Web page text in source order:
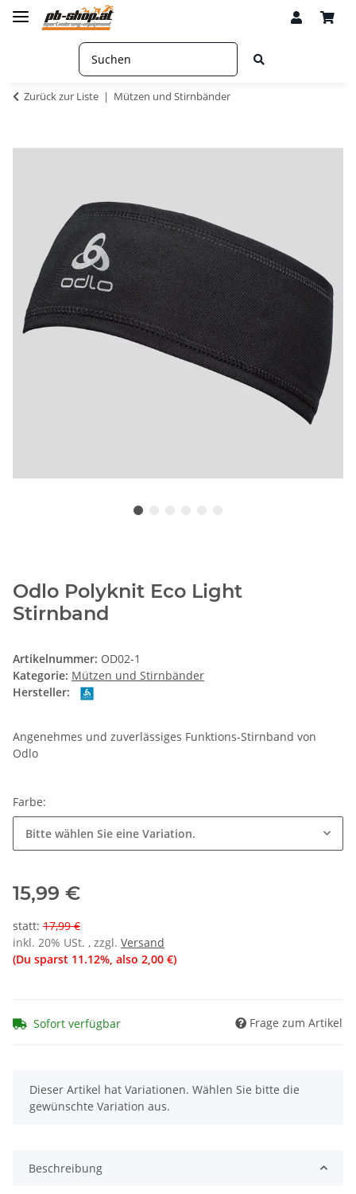
Zurück zur Liste Mützen und Stirnbänder
Odlo Polyknit Eco Light
Stirnband
Artikelnummer: OD02-1
Kategorie: Mützen und Stirnbänder
Hersteller:
Angenehmes und zuverlässiges Funktions-Stirnband von
Odlo
Farbe:
Bitte wählen Sie eine Variation.
15,99 €
statt: 17,99 €
inkl. 20% USt. , zzgl. Versand
(Du sparst 11.12%, also 2,00 €)
Sofort verfügbar Frage zum Artikel
x
Dieser Artikel hat Variationen. Wählen Sie bitte die
gewünschte Variation aus.
Beschreibung